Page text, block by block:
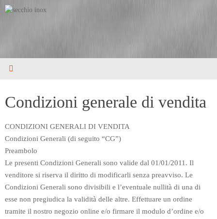
Vai
Condizioni generale di vendita
CONDIZIONI GENERALI DI VENDITA
Condizioni Generali (di seguito “CG”)
Preambolo
Le presenti Condizioni Generali sono valide dal 01/01/2011. Il
venditore si riserva il diritto di modificarli senza preavviso. Le
Condizioni Generali sono divisibili e l’eventuale nullità di una di
esse non pregiudica la validità delle altre. Effettuare un ordine
tramite il nostro negozio online e/o firmare il modulo d’ordine e/o